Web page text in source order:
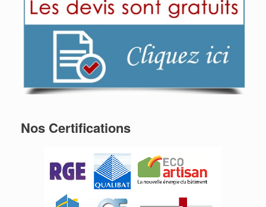
Nos Certifications